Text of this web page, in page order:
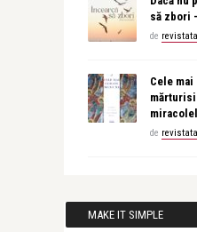
să zbori
de
Cele
de
MAKE IT SIMPLE